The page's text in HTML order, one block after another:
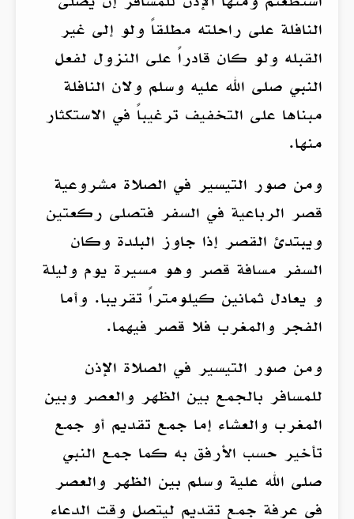
النافلة على راحلته مطلقاً ولو إلى غير
القبله ولو كان قادراً على النزول لفعل
النبي صلى الله عليه وسلم ولان النافلة
مبناها على التخفيف ترغيباً في الاستكثار
منها.
ومن صور التيسير في الصلاة مشروعية
قصر الرباعية في السفر فتصلى ركعتين
ويبتدئ القصر إذا جاوز البلدة وكان
السفر مسافة قصر وهو مسيرة يوم وليلة
و يعادل ثمانين كيلومتراً تقريبا. وأما
الفجر والمغرب فلا قصر فيهما.
ومن صور التيسير في الصلاة الإذن
للمسافر بالجمع بين الظهر والعصر وبين
المغرب والعشاء إما جمع تقديم أو جمع
تأخير حسب الأرفق به كما جمع النبي
صلى الله علية وسلم بين الظهر والعصر
في عرفة جمع تقديم ليتصل وقت الدعاء